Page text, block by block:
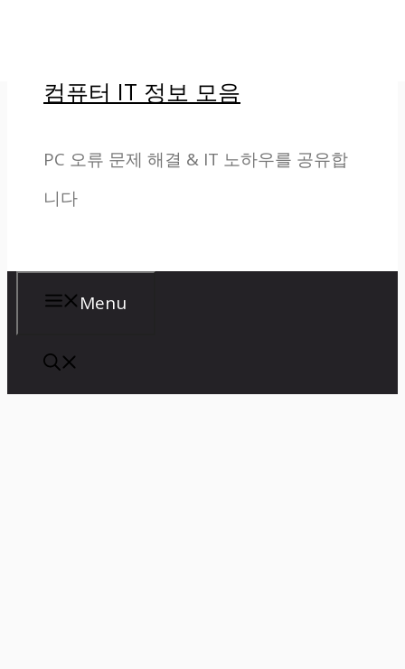
컴퓨터 IT 정보 모음
PC 오류 문제 해결 & IT 노하우를 공유합
니다
Menu